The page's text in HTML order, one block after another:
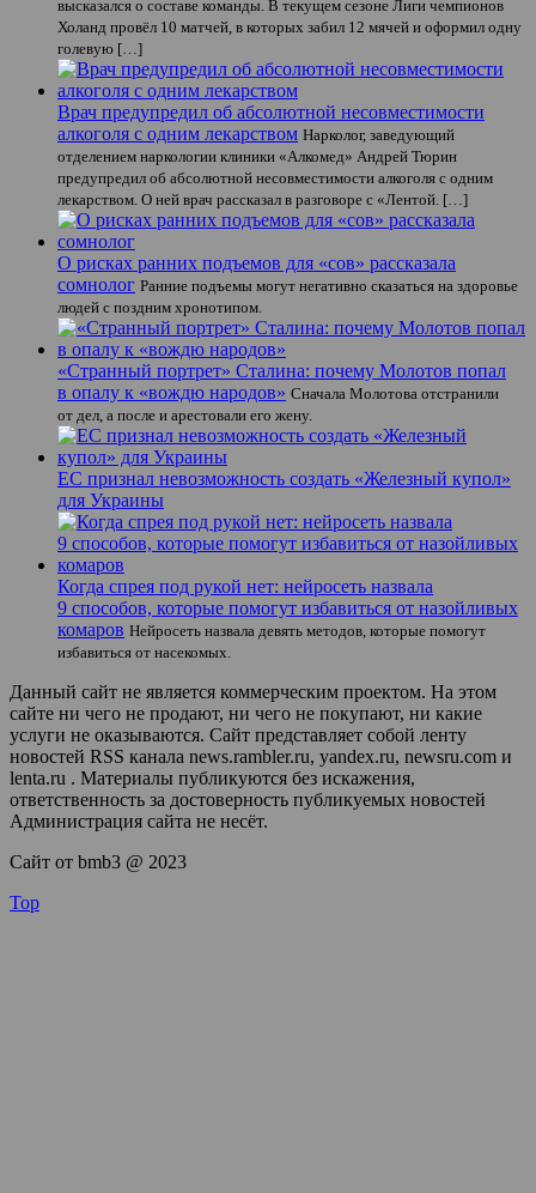
высказался о составе команды. В текущем сезоне Лиги чемпионов
Холанд провёл 10 матчей, в которых забил 12 мячей и оформил одну
голевую […]
Врач предупредил об абсолютной несовместимости
алкоголя с одним лекарством Нарколог, заведующий
отделением наркологии клиники «Алкомед» Андрей Тюрин
предупредил об абсолютной несовместимости алкоголя с одним
лекарством. О ней врач рассказал в разговоре с «Лентой. […]
О рисках ранних подъемов для «сов» рассказала
сомнолог Ранние подъемы могут негативно сказаться на здоровье
людей с поздним хронотипом.
«Странный портрет» Сталина: почему Молотов попал
в опалу к «вождю народов» Сначала Молотова отстранили
от дел, а после и арестовали его жену.
ЕС признал невозможность создать «Железный купол»
для Украины
Когда спрея под рукой нет: нейросеть назвала
9 способов, которые помогут избавиться от назойливых
комаров Нейросеть назвала девять методов, которые помогут
избавиться от насекомых.
Данный сайт не является коммерческим проектом. На этом
сайте ни чего не продают, ни чего не покупают, ни какие
услуги не оказываются. Сайт представляет собой ленту
новостей RSS канала news.rambler.ru, yandex.ru, newsru.com и
lenta.ru . Материалы публикуются без искажения,
ответственность за достоверность публикуемых новостей
Администрация сайта не несёт.
Сайт от bmb3 @ 2023
Top